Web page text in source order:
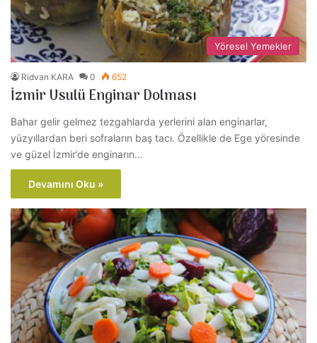
Yöresel Yemekler
Ridvan KARA 0 652
İzmir Usulü Enginar Dolması
Bahar gelir gelmez tezgahlarda yerlerini alan enginarlar,
yüzyıllardan beri sofraların baş tacı. Özellikle de Ege yöresinde
ve güzel İzmir’de enginarın…
Devamını Oku »